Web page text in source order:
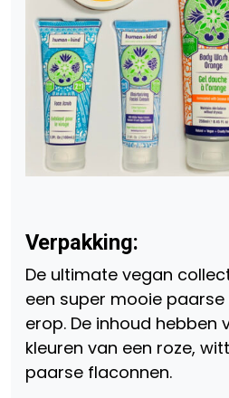
Verpakking:
De ultimate vegan
een super mooie
erop. De inhoud hebben
kleuren van een roze,
paarse flaconnen.